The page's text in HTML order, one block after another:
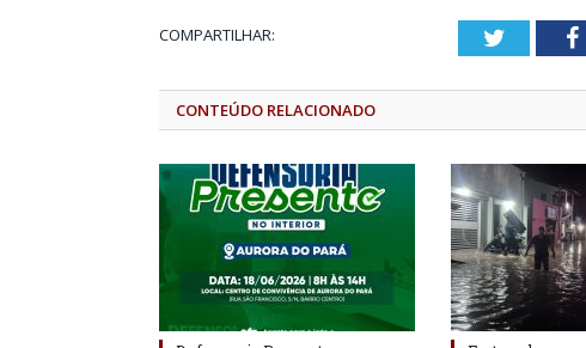
COMPARTILHAR: Twitter
CONTEÚDO RELACIONADO